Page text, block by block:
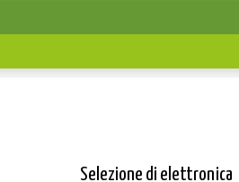
Selezione di elettronica